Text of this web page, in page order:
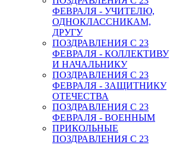
ФЕВРАЛЯ - УЧИТЕЛЮ,
ОДНОКЛАССНИКАМ,
ДРУГУ
ПОЗДРАВЛЕНИЯ С 23
ФЕВРАЛЯ - КОЛЛЕКТИВУ
И НАЧАЛЬНИКУ
ПОЗДРАВЛЕНИЯ С 23
ФЕВРАЛЯ - ЗАЩИТНИКУ
ОТЕЧЕСТВА
ПОЗДРАВЛЕНИЯ С 23
ФЕВРАЛЯ - ВОЕННЫМ
ПРИКОЛЬНЫЕ
ПОЗДРАВЛЕНИЯ С 23